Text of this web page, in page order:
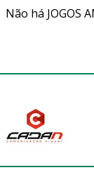
Não há JOGOS